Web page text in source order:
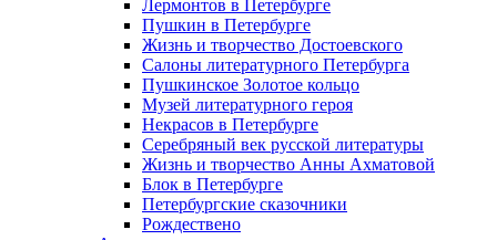
Лермонтов в Петербурге
Пушкин в Петербурге
Жизнь и творчество Достоевского
Салоны литературного Петербурга
Пушкинское Золотое кольцо
Музей литературного героя
Некрасов в Петербурге
Серебряный век русской литературы
Жизнь и творчество Анны Ахматовой
Блок в Петербурге
Петербургские сказочники
Рождествено